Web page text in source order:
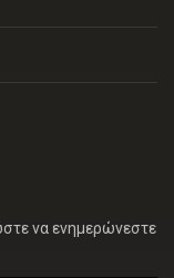
να ενημερώνεστε